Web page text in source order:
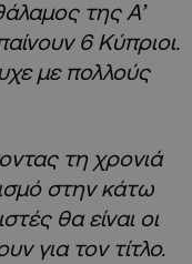
της Α’
6 Κύπριοι.
με πολλούς
τη χρονιά
στην κάτω
θα είναι οι
για τον τίτλο.